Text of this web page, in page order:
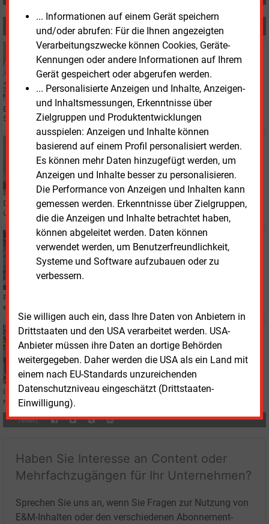
... Informationen auf einem Gerät speichern
und/oder abrufen: Für die Ihnen angezeigten
Verarbeitungszwecke können Cookies, Geräte-
Kennungen oder andere Informationen auf Ihrem
Gerät gespeichert oder abgerufen werden.
... Personalisierte Anzeigen und Inhalte, Anzeigen-
und Inhaltsmessungen, Erkenntnisse über
Zielgruppen und Produktentwicklungen
ausspielen: Anzeigen und Inhalte können
basierend auf einem Profil personalisiert werden.
Es können mehr Daten hinzugefügt werden, um
Anzeigen und Inhalte besser zu personalisieren.
Die Performance von Anzeigen und Inhalten kann
gemessen werden. Erkenntnisse über Zielgruppen,
die die Anzeigen und Inhalte betrachtet haben,
können abgeleitet werden. Daten können
verwendet werden, um Benutzerfreundlichkeit,
Systeme und Software aufzubauen oder zu
verbessern.
Sie willigen auch ein, dass Ihre Daten von Anbietern in
Drittstaaten und den USA verarbeitet werden. USA-
Anbieter müssen ihre Daten an dortige Behörden
weitergegeben. Daher werden die USA als ein Land mit
einem nach EU-Standards unzureichenden
Datenschutzniveau eingeschätzt (Drittstaaten-
Einwilligung).
MEHR ZUM THEMA
Donnerstag, 21.05.2026, 10:01
FINANZIERUNG
Eon sammelt weitere 1,3 Milliarden Euro ein
Eon hat zwei grüne Anleihen über insgesamt 1,3 Milliarden Euro begeben.
Seit Jahresbeginn liegt das Finanzierungsvolumen bei 4,3 Milliarden Euro.
Montag, 11.05.2026, 16:55
ÜBERNAHME
Eon baut Geschäft in Großbritannien aus
Der britische Energiemarkt rückt stärker in den Fokus von Eon. Der Konzern
übernimmt den Versorger Ovo Energy.
Mittwoch, 29.04.2026, 15:53
WIRTSCHAFT
Süddeutscher Investor bündelt Energietechnik-
Unternehmen
PV-Anlagen, Speicher, Wärmepumpen: Die Nextgen Renewable Group bildet
eine neue Dachmarke für regionale Energietechnik-Unternehmen.
Mittwoch, 8.04.2026, 16:15
SPECULANTIUS
Minister(innen) für Wirtschaft haben's auch nicht
leicht
In der Rubrik „Speculantius“ veröffentlicht die Redaktion für den Markt
relevante Gerüchte, Meinungen und unbestätigte Berichte.
Teilen:
Haben Sie Interesse an Content oder
Mehrfachzugängen für Ihr Unternehmen?
Sprechen Sie uns an, wenn Sie Fragen zur Nutzung von
E&M-Inhalten oder den verschiedenen Abonnement-